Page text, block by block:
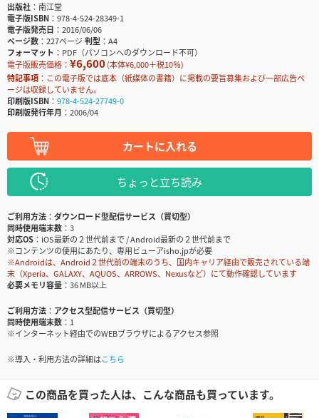
出版社
南江堂
電子版ISBN
978-4-524-28349-1
電子版発売日
2016/06/06
ページ数
227ページ判型
A4
フォーマット
PDF（パソコンへのダウンロード不可）
電子版販売価格： ¥6,600(本体¥6,000＋税10％)
特記事項
この電子版では底本（紙媒体の書籍）に掲載の要旨募集および一部広告ペ
ージは収録していません。
印刷版ISBN
978-4-524-27749-0
印刷版発行年月
2006/04
カートに入れる
ちょっと立ち読み
ご利用方法
ダウンロード型配信サービス（買切型）
同時使用端末数
3
対応OS
iOS最新の２世代前まで / Android最新の２世代前まで
※コンテンツの使用にあたり、専用ビューアisho.jpが必要
※Androidは、Android２世代前の端末のうち、国内キャリア経由で販売されている端
末（Xperia、GALAXY、AQUOS、ARROWS、Nexusなど）にて動作確認しています
必要メモリ容量
36 MB以上
ご利用方法
アクセス型配信サービス（買切型）
同時使用端末数
1
※インターネット経由でのWEBブラウザによるアクセス参照
※導入・利用方法の詳細はこちら
この商品を買った人は、こんな商品も買っています。